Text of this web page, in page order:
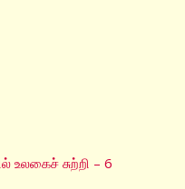
உலகைச் சுற்றி – 6